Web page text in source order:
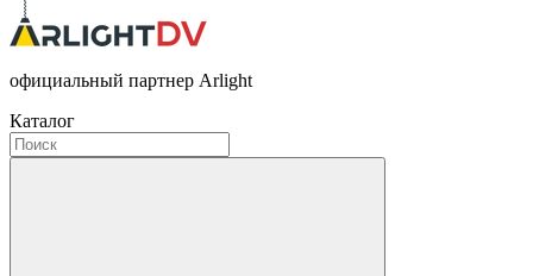
официальный партнер Arlight
Каталог